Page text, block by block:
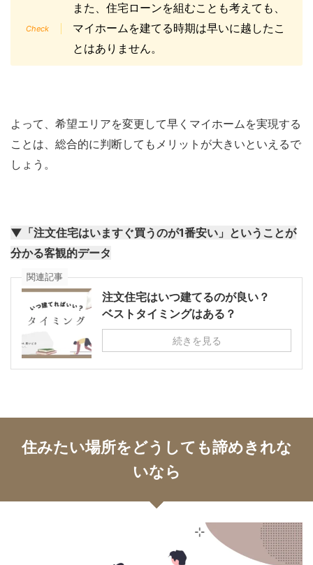
また、住宅ローンを組むことも考えても、
マイホームを建てる時期は早いに越したこ
とはありません。
よって、希望エリアを変更して早くマイホームを実現する
ことは、総合的に判断してもメリットが大きいといえるで
しょう。
▼「注文住宅はいますぐ買うのが1番安い」ということが
分かる客観的データ
関連記事
注文住宅はいつ建てるのが良い？
ベストタイミングはある？
続きを見る
住みたい場所をどうしても諦めきれな
いなら